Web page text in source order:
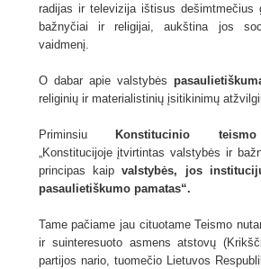
radijas ir televizija ištisus dešimtmečius
bažnyčiai ir religijai, aukština jos
vaidmenį.
O dabar apie valstybės
religinių ir materialistinių įsitikinimų
PriminsiuKonstitucinio teismo
„Konstitucijoje įtvirtintas valstybės ir
principas kaipvalstybės, jos
pasaulietiškumo pamatas“.
Tame pačiame jau cituotame Teismo
ir suinteresuoto asmens atstovų
partijos nario, tuomečio Lietuvos